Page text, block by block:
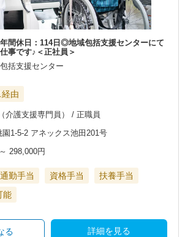
年間休日：114日◎地域包括支援センターにて
事です♪＜正社員＞
括支援センター
由
介護支援専門員） / 正職員
1‐5‐2 アネックス池田201号
～ 298,000円
通勤手当 資格手当
扶養手当
能
詳細を見る
る